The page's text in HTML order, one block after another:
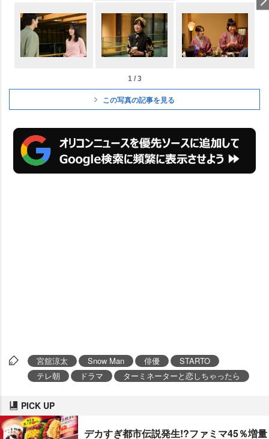
1 / 3
この写真の記事を見る
宮舘涼太 Snow Man 俳優
STARTO
テレ朝
ドラマ ターミネーターと恋しちゃったら
PICK UP
デカすぎ都市伝説発生!?ファミマ45％増量